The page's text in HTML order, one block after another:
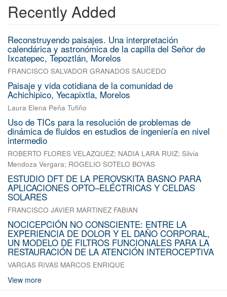
Recently Added
Reconstruyendo paisajes. Una interpretación
calendárica y astronómica de la capilla del Señor de
Ixcatepec, Tepoztlán, Morelos
FRANCISCO SALVADOR GRANADOS SAUCEDO
Paisaje y vida cotidiana de la comunidad de
Achichipico, Yecapixtla, Morelos
Laura Elena Peña Tufiño
Uso de TICs para la resolución de problemas de
dinámica de fluidos en estudios de ingeniería en nivel
intermedio
ROBERTO FLORES VELAZQUEZ; NADIA LARA RUIZ; Silvia
Mendoza Vergara; ROGELIO SOTELO BOYAS
ESTUDIO DFT DE LA PEROVSKITA BASNO PARA
APLICACIONES OPTO–ELÉCTRICAS Y CELDAS
SOLARES
FRANCISCO JAVIER MARTINEZ FABIAN
NOCICEPCIÓN NO CONSCIENTE: ENTRE LA
EXPERIENCIA DE DOLOR Y EL DAÑO CORPORAL,
UN MODELO DE FILTROS FUNCIONALES PARA LA
RESTAURACIÓN DE LA ATENCIÓN INTEROCEPTIVA
VARGAS RIVAS MARCOS ENRIQUE
View more